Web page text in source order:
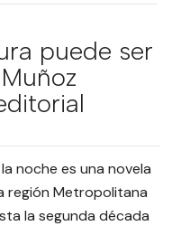
puede ser
noche es una novela
región Metropolitana
la segunda década